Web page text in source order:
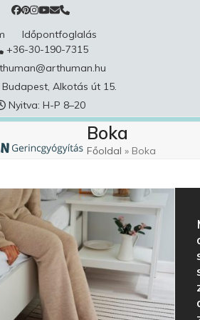
Időpontfoglalás
+36-30-190-7315
Budapest, Alkotás út 15.
Nyitva: H-P 8–20
Boka
Főoldal » Boka